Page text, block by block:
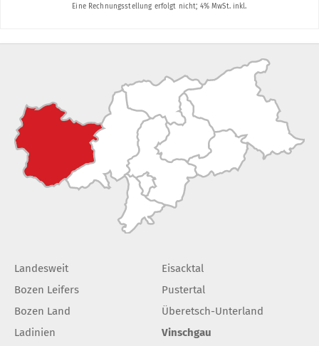
Landesweit
Bozen Leifers
Bozen Land
Ladinien
Eisacktal
Pustertal
Überetsch-Unterland
Vinschgau